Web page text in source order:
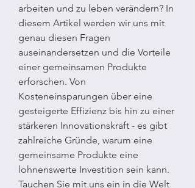
arbeiten und zu leben verändern? In
diesem Artikel werden wir uns mit
genau diesen Fragen
auseinandersetzen und die Vorteile
einer gemeinsamen Produkte
erforschen. Von
Kosteneinsparungen über eine
gesteigerte Effizienz bis hin zu einer
stärkeren Innovationskraft - es gibt
zahlreiche Gründe, warum eine
gemeinsame Produkte eine
lohnenswerte Investition sein kann.
Tauchen Sie mit uns ein in die Welt